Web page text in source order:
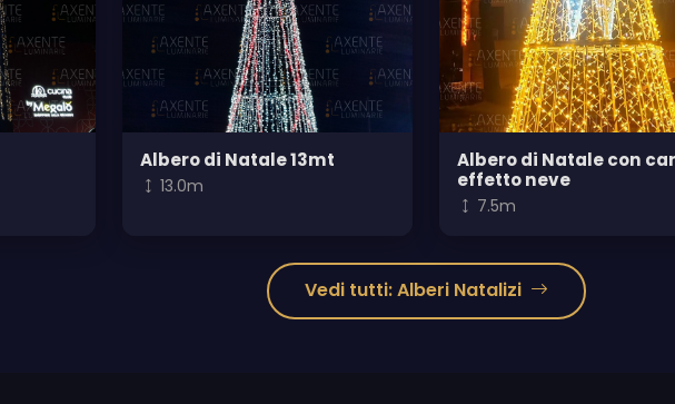
Albero di Natale 13mt
13.0m
Albero di Natale con
effetto neve
7.5m
Vedi tutti: Alberi Natalizi